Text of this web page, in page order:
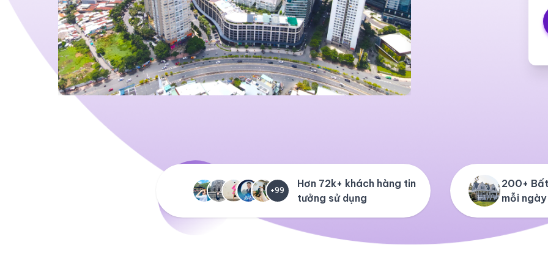
+99
Hơn 72k+ khách hàng tin
tưởng sử dụng
200+
mỗi ngày